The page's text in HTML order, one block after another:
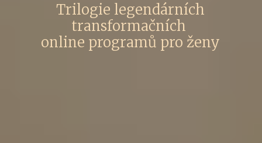
Trilogie legendárních
transformačních
online programů pro ženy